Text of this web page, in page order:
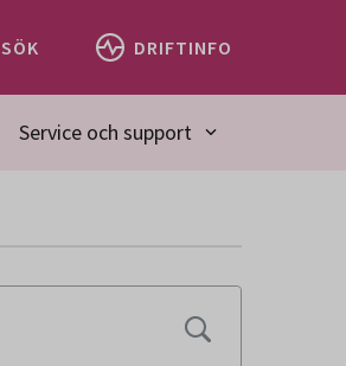
SÖK DRIFTINFO
Service och support